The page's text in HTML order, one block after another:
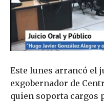
Este lunes arrancó el
exgobernador de
quien soporta cargos